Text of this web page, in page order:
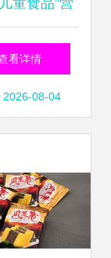
童食品”营
分类缺失下
性选择
看详情
2026-08-04